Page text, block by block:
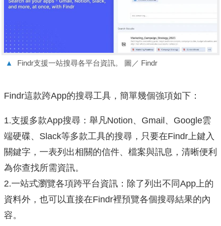
▲ Findr支援一站搜尋各平台資訊。 圖／ Findr
Findr這款跨App的搜尋工具，簡單幾個強項如下：
1.支援多款App搜尋：舉凡Notion、Gmail、Google雲
端硬碟、Slack等多款工具的搜尋，只要在Findr上鍵入
關鍵字，一表列出相關的信件、檔案與訊息，清晰便利
為你查找所需資訊。
2.一站式瀏覽各項跨平台資訊：除了列出不同App上的
資料外，也可以直接在Findr裡預覽各個搜尋結果的內
容。